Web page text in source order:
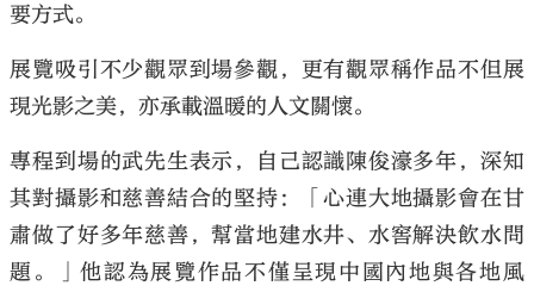
要方式。
展覽吸引不少觀眾到場參觀，更有觀眾稱作品不但展
現光影之美，亦承載溫暖的人文關懷。
專程到場的武先生表示，自己認識陳俊濠多年，深知
其對攝影和慈善結合的堅持：「心連大地攝影會在甘
肅做了好多年慈善，幫當地建水井、水窖解決飲水問
題。」他認為展覽作品不僅呈現中國內地與各地風